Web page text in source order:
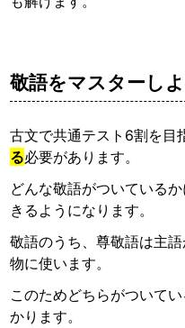
敬語をマスターし
古文で共通テスト6割を目
る必要があります。
どんな敬語がついている
きるようになります。
敬語のうち、尊敬語は主
物に使います。
このためどちらがついて
かります。